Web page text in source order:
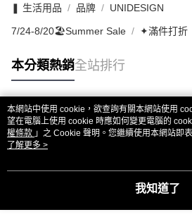
❚ 生活用品 品牌 UNIDESIGN
7/24-8/20🏖️Summer Sale ✦滿件打折
本分類熱銷全站排行
熱門標籤
本網站中使用 cookie，欲查詢有關本網站使用
望在電腦上使用 cookie 時應如何變更電腦的
權條款 」之 Cookie 聲明。您繼續使用本網站即
用條款之 Cookie 聲明使用 cookie。
了解更多 >
我知道了